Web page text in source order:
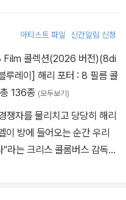
다. 우리나라에선 <해리포터
배우기도 하다. 날카로운 외
을 보여주며, 맡는 역할마다
움을 안겨준다.
다. 당시 <피터팬 : PETER P
화 <럼플스틸스킨: RUMPL
어린이 뉴스쇼 프로에서 <
응모, 행운을 차지했다.
아티스트 파일 신간알림 신청
Film 콜렉션(2026 버전)(8di
루레이] 해리 포터 : 8 필름 콜
136종 (모두보기)
쟁자를 물리치고 당당히 해리
이 방에 들어오는 순간 우리
라는 크리스 콜롬버스 감독의